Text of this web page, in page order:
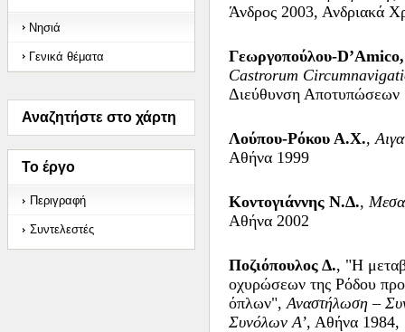
Νησιά
Γενικά θέματα
Αναζητήστε στο χάρτη
Το έργο
Περιγραφή
Συντελεστές
Άνδρος 2003, Ανδριακά
Γεωργοπούλου-D’Amico,
Castrorum
Διεύθυνση Αποτυπώσεων
Λούπου-Ρόκου Α.Χ.,
Αθήνα 1999
Κοντογιάννης Ν.Δ.,
Αθήνα 2002
Ποζιόπουλος Δ., "Η
οχυρώσεων της Ρόδου
όπλων",Αναστήλωση –
Συνόλων Α’, Αθήνα 1984,